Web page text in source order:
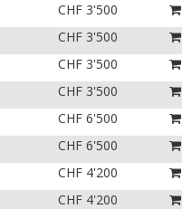
CHF 3'500
CHF 3'500
CHF 3'500
CHF 3'500
CHF 6'500
CHF 6'500
CHF 4'200
CHF 4'200